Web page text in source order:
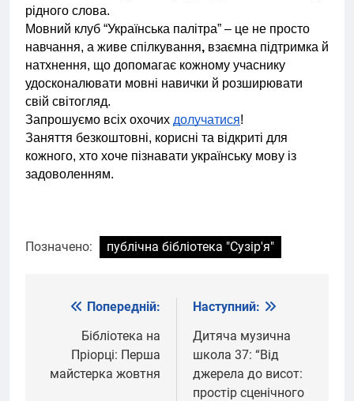
рідного слова.
Мовний клуб “Українська палітра” – це не просто
навчання, а живе спілкування, взаємна підтримка й
натхнення, що допомагає кожному учаснику
удосконалювати мовні навички й розширювати
свій світогляд.
Запрошуємо всіх охочих долучатися!
Заняття безкоштовні, корисні та відкриті для
кожного, хто хоче пізнавати українську мову із
задоволенням.
Позначено: публічна бібліотека "Сузір'я"
Навігація
записів
Попередній:
Бібліотека на
Пріорці: Перша
майстерка жовтня
Наступний:
Дитяча музична
школа 37: “Від
джерела до висот:
простір сценічного